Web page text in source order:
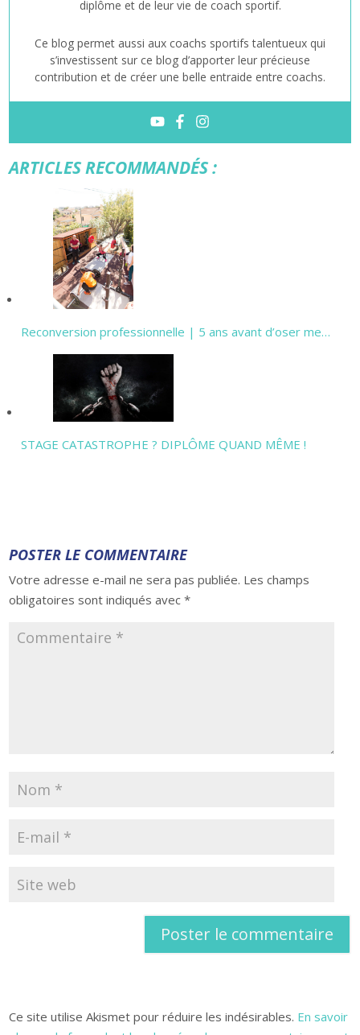
diplôme et de leur vie de coach sportif.
Ce blog permet aussi aux coachs sportifs talentueux qui
s’investissent sur ce blog d’apporter leur précieuse
contribution et de créer une belle entraide entre coachs.
ARTICLES RECOMMANDÉS :
Reconversion professionnelle | 5 ans avant d’oser me…
STAGE CATASTROPHE ? DIPLÔME QUAND MÊME !
POSTER LE COMMENTAIRE
Votre adresse e-mail ne sera pas publiée. Les champs
obligatoires sont indiqués avec*
Ce site utilise Akismet pour réduire les indésirables. En savoir